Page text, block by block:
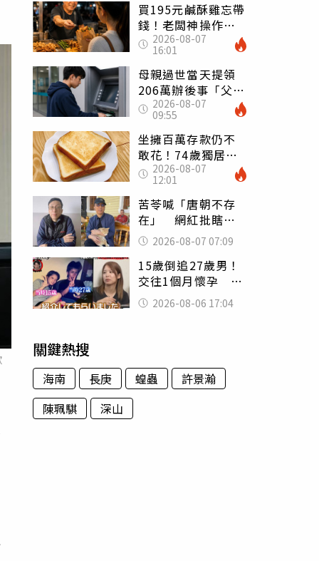
買195元鹹酥雞忘帶
錢！老闆神操作
「倒找5元」 全網
看哭：這就是台灣
2026-08-07
16:01
母親過世當天提領
206萬辦後事「父子
遭判刑」 律師：
搶錢先下手是罪
2026-08-07
09:55
坐擁百萬存款仍不
敢花！74歲獨居翁
「1餐只吃1片吐
司」 半年後暴瘦
嚇壞女兒
2026-08-07
12:01
苦苓喊「唐朝不存
在」 網紅批瞎編
歷史：李白、杜甫
用鮮卑文寫詩？
2026-08-07 07:09
15歲倒追27歲男！
交往1個月懷孕 36
歲當阿嬤故事曝光
2026-08-06 17:04
關鍵熱搜
海南 長庚 蝗蟲
許景瀚
陳珮騏
深山